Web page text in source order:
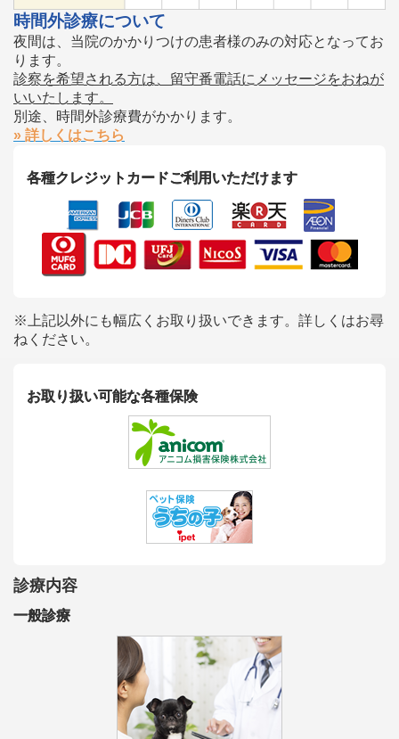
時間外診療について
夜間は、当院のかかりつけの患者様のみの対応となってお
ります。
診察を希望される方は、留守番電話にメッセージをおねが
いいたします。
別途、時間外診療費がかかります。
» 詳しくはこちら
各種クレジットカードご利用いただけます
※上記以外にも幅広くお取り扱いできます。詳しくはお尋
ねください。
お取り扱い可能な各種保険
診療内容
一般診療